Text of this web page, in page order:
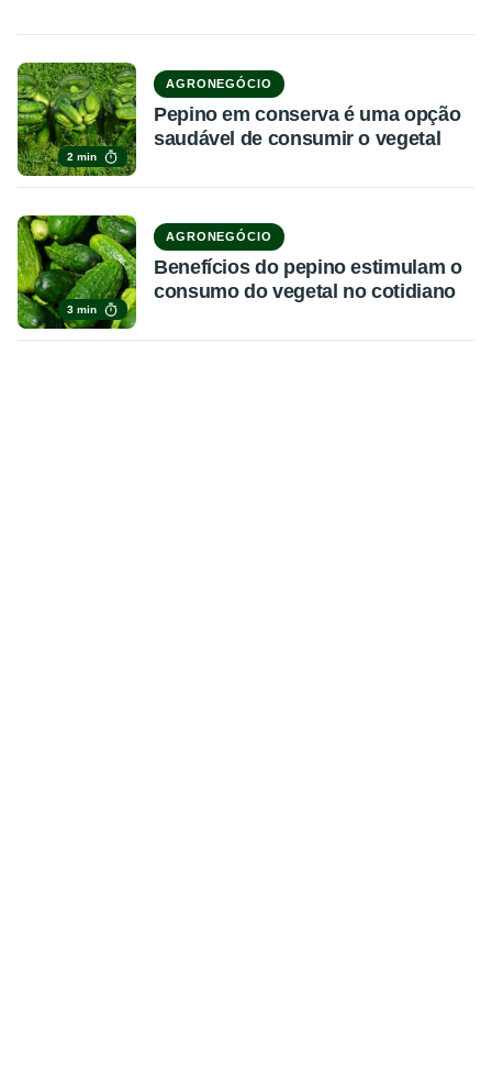
2 min
AGRONEGÓCIO
Pepino em conserva é uma opção
saudável de consumir o vegetal
3 min
AGRONEGÓCIO
Benefícios do pepino estimulam o
consumo do vegetal no cotidiano